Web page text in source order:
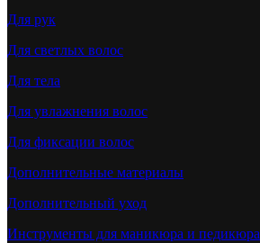
Для рук
Для светлых волос
Для тела
Для увлажнения волос
Для фиксации волос
Дополнительные материалы
Дополнительный уход
Инструменты для маникюра и педикюра